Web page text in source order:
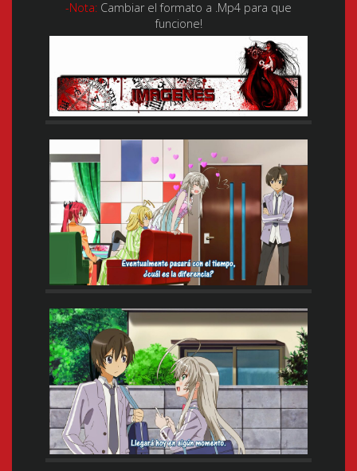
-Nota: Cambiar el formato a .Mp4 para que
funcione!